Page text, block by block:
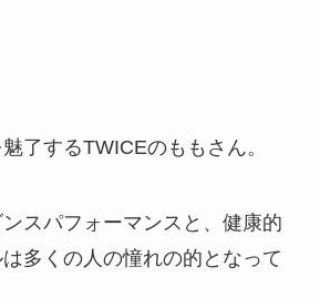
了するTWICEのももさん。
スパフォーマンスと、健康的
多くの人の憧れの的となって